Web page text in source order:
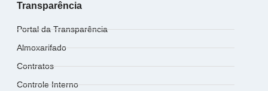
Transparência
Portal da Transparência
Almoxarifado
Contratos
Controle Interno